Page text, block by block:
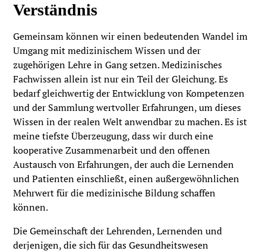
Verständnis
Gemeinsam können wir einen bedeutenden Wandel im
Umgang mit medizinischem Wissen und der
zugehörigen Lehre in Gang setzen. Medizinisches
Fachwissen allein ist nur ein Teil der Gleichung. Es
bedarf gleichwertig der Entwicklung von Kompetenzen
und der Sammlung wertvoller Erfahrungen, um dieses
Wissen in der realen Welt anwendbar zu machen. Es ist
meine tiefste Überzeugung, dass wir durch eine
kooperative Zusammenarbeit und den offenen
Austausch von Erfahrungen, der auch die Lernenden
und Patienten einschließt, einen außergewöhnlichen
Mehrwert für die medizinische Bildung schaffen
können.
Die Gemeinschaft der Lehrenden, Lernenden und
derjenigen, die sich für das Gesundheitswesen